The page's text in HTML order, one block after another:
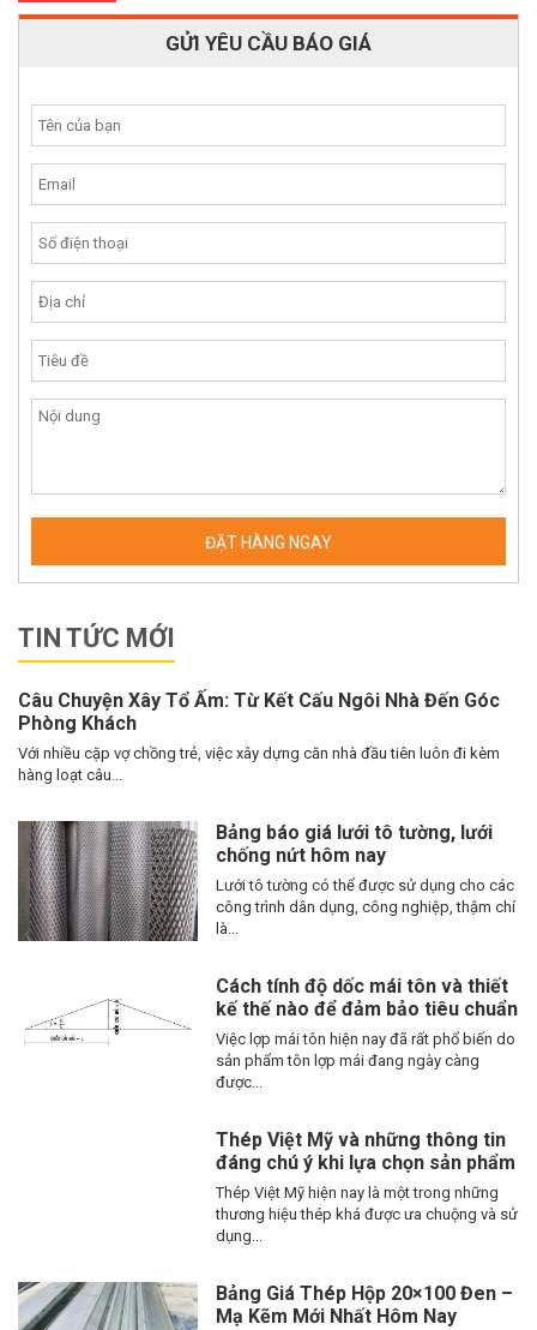
GỬI YÊU CẦU BÁO GIÁ
TIN TỨC MỚI
Câu Chuyện Xây Tổ Ấm: Từ Kết Cấu Ngôi Nhà Đến Góc
Phòng Khách
Với nhiều cặp vợ chồng trẻ, việc xây dựng căn nhà đầu tiên luôn đi kèm
hàng loạt câu...
Bảng báo giá lưới tô tường, lưới
chống nứt hôm nay
Lưới tô tường có thể được sử dụng cho các
công trình dân dụng, công nghiệp, thậm chí
là...
Cách tính độ dốc mái tôn và thiết
kế thế nào để đảm bảo tiêu chuẩn
Việc lợp mái tôn hiện nay đã rất phổ biến do
sản phẩm tôn lợp mái đang ngày càng
được...
Thép Việt Mỹ và những thông tin
đáng chú ý khi lựa chọn sản phẩm
Thép Việt Mỹ hiện nay là một trong những
thương hiệu thép khá được ưa chuộng và sử
dụng...
Bảng Giá Thép Hộp 20×100 Đen –
Mạ Kẽm Mới Nhất Hôm Nay